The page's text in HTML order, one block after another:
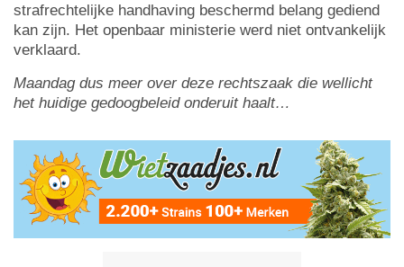
strafrechtelijke handhaving beschermd belang gediend
kan zijn. Het openbaar ministerie werd niet ontvankelijk
verklaard.
Maandag dus meer over deze rechtszaak die wellicht
het huidige gedoogbeleid onderuit haalt…